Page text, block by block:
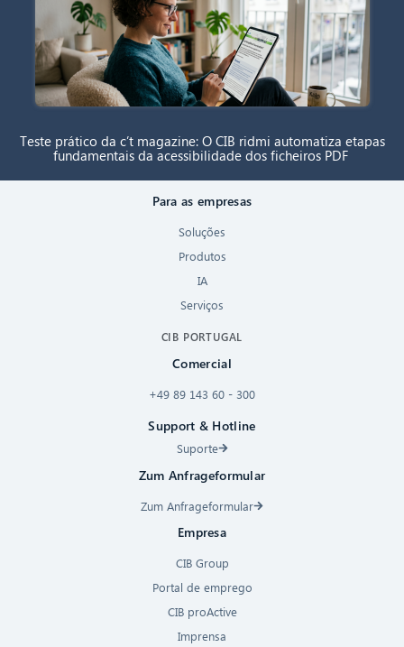
Teste prático da c’t magazine: O CIB ridmi automatiza etapas
fundamentais da acessibilidade dos ficheiros PDF
Para as empresas
Soluções
Produtos
IA
Serviços
CIB PORTUGAL
Comercial
+49 89 143 60 - 300
Support & Hotline
Suporte
Zum Anfrageformular
Zum Anfrageformular
Empresa
CIB Group
Portal de emprego
CIB proActive
Imprensa